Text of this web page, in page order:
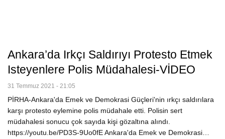
Ankara’da Irkçı Saldırıyı Protesto Etmek
Isteyenlere Polis Müdahalesi-VİDEO
31 Temmuz 2021 - 21:05
PİRHA-Ankara'da Emek ve Demokrasi Güçleri'nin ırkçı saldırılara
karşı protesto eylemine polis müdahale etti. Polisin sert
müdahalesi sonucu çok sayıda kişi gözaltına alındı.
https://youtu.be/PD3S-9Uo0fE Ankara'da Emek ve Demokrasi…